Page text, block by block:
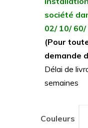
société
02/ 10/
(Pour
demande
Délai de
semaines
Couleurs